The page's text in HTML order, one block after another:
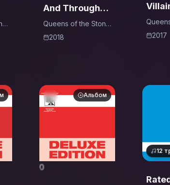
And Through
The Woods
(Live At Brixton
Queens of the Stone
Age2018
Age2017
Альбом
0
12